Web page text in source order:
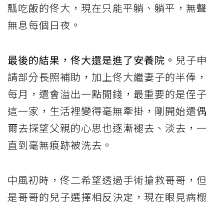
瓢吃飯的佟大，現在只能平躺、躺平，無聲
無息每個日夜。
最後的結果，佟大還是進了安養院。 兒子申
請部分長照補助，加上佟大繼妻子的半俸，
每月，還會溢出一點閒錢，最重要的是侄子
這一家，生活裡變得毫無牽掛，剛開始還偶
爾去探望父親的心思也逐漸褪去、淡去，一
直到毫無痕跡被洗去。
中風初時，佟二希望透過手術搶救哥哥，但
是哥哥的兒子選擇相反決定，現在眼見病榻